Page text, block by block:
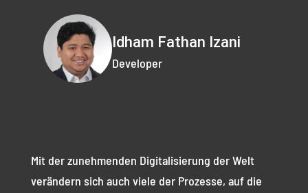
Idham Fathan Izani
Developer
Mit der zunehmenden Digitalisierung der Welt
verändern sich auch viele der Prozesse, auf die